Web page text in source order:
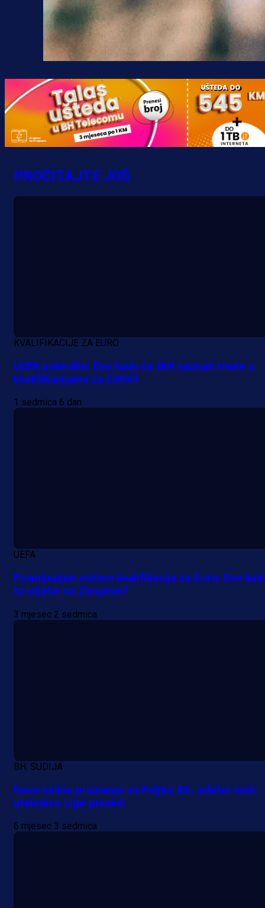
Bez pobjednika u Mostaru:
prvenstva!
7 h 46 min
PROČITAJTE JOŠ
KVALIFIKACIJE ZA EURO
UEFA potvrdila: Evo kada će BiH saznati rivale u
kvalifikacijama za EURO!
1 sedmica 6 dan
UEFA
Promijenjen sistem kvalifikacija za Euro: Evo
to utječe na Zmajeve?
3 mjesec 2 sedmica
BH. SUDIJA
Novo veliko priznanje za Peljtu: Bh. arbitar sudi
utakmicu Lige prvaka!
6 mjesec 3 sedmica